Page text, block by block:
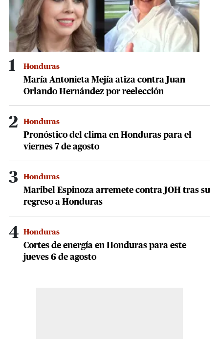
1 Honduras
María Antonieta Mejía atiza contra Juan
Orlando Hernández por reelección
2 Honduras
Pronóstico del clima en Honduras para el
viernes 7 de agosto
3 Honduras
Maribel Espinoza arremete contra JOH tras su
regreso a Honduras
4 Honduras
Cortes de energía en Honduras para este
jueves 6 de agosto